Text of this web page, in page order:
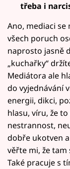
třeba i
Ano, mediaci se
všech poruch
naprosto jasně
„kuchařky“
Mediátora ale
do vyjednávání
energii, dikci,
hlasu, víru, že
nestrannost,
dobře ukotven
věřte mi, že
Také pracuje s